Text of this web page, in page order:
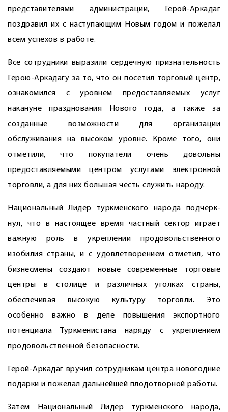
представителями администрации, Герой-Аркадаг
поздравил их с наступающим Новым годом и пожелал
всем успехов в работе.
Все сотрудники выразили сердечную признательность
Герою-Аркадагу за то, что он посетил торговый центр,
ознакомился с уровнем предоставляемых услуг
накануне празднования Нового года, а также за
созданные возможности для организации
обслуживания на высоком уровне. Кроме того, они
отметили, что покупатели очень довольны
предоставляемыми центром услугами электронной
торговли, а для них большая честь служить народу.
Национальный Лидер туркменского народа подчерк­
нул, что в настоящее время частный сектор играет
важную роль в укреплении продовольственного
изобилия страны, и с удовлетворением отметил, что
бизнесмены создают новые современные торговые
центры в столице и различных уголках страны,
обеспечивая высокую культуру торговли. Это
особенно важно в деле повышения экспортного
потенциала Туркменистана наряду с укреп­лением
продовольственной ­безопасности.
Герой-Аркадаг вручил сотрудникам центра новогодние
подарки и пожелал дальнейшей плодотворной работы.
Затем Национальный Лидер туркменского народа,